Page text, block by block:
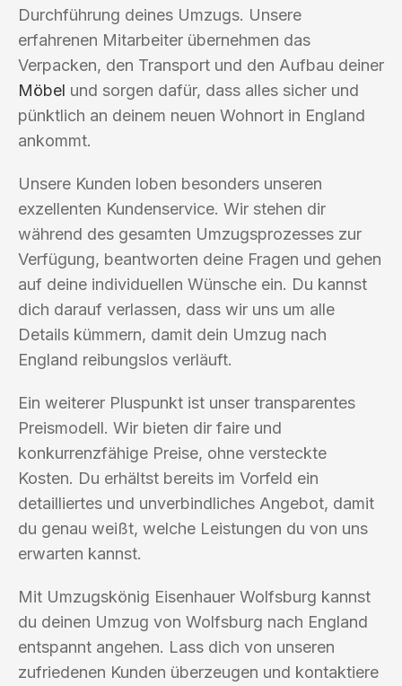
Durchführung deines Umzugs. Unsere
erfahrenen Mitarbeiter übernehmen das
Verpacken, den Transport und den Aufbau deiner
Möbel und sorgen dafür, dass alles sicher und
pünktlich an deinem neuen Wohnort in England
ankommt.
Unsere Kunden loben besonders unseren
exzellenten Kundenservice. Wir stehen dir
während des gesamten Umzugsprozesses zur
Verfügung, beantworten deine Fragen und gehen
auf deine individuellen Wünsche ein. Du kannst
dich darauf verlassen, dass wir uns um alle
Details kümmern, damit dein Umzug nach
England reibungslos verläuft.
Ein weiterer Pluspunkt ist unser transparentes
Preismodell. Wir bieten dir faire und
konkurrenzfähige Preise, ohne versteckte
Kosten. Du erhältst bereits im Vorfeld ein
detailliertes und unverbindliches Angebot, damit
du genau weißt, welche Leistungen du von uns
erwarten kannst.
Mit Umzugskönig Eisenhauer Wolfsburg kannst
du deinen Umzug von Wolfsburg nach England
entspannt angehen. Lass dich von unseren
zufriedenen Kunden überzeugen und kontaktiere